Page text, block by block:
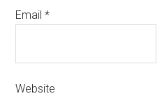
Email*
Website